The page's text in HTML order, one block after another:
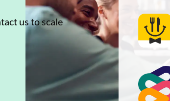
us to scale